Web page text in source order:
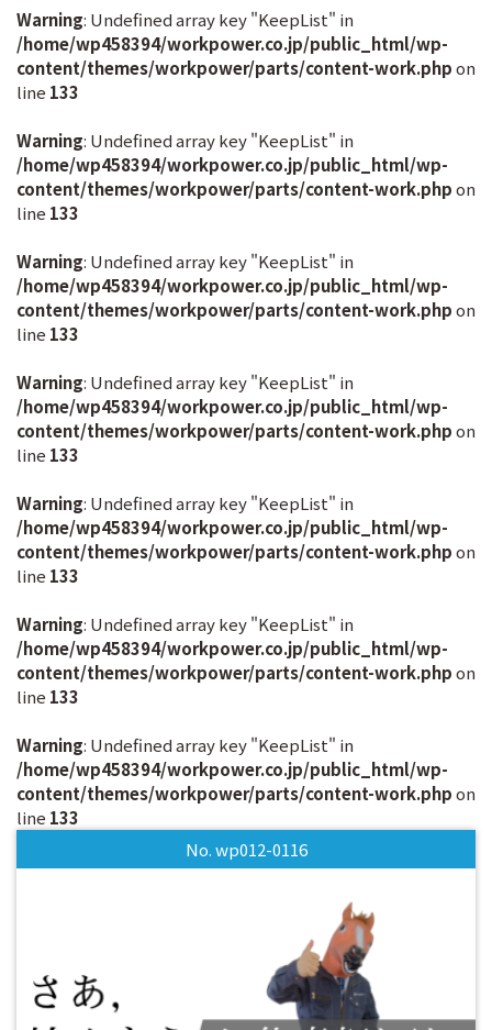
Warning: Undefined array key "KeepList" in
/home/wp458394/workpower.co.jp/public_html/wp-
content/themes/workpower/parts/content-work.phpon
line 133
Warning: Undefined array key "KeepList" in
/home/wp458394/workpower.co.jp/public_html/wp-
content/themes/workpower/parts/content-work.phpon
line 133
Warning: Undefined array key "KeepList" in
/home/wp458394/workpower.co.jp/public_html/wp-
content/themes/workpower/parts/content-work.phpon
line 133
Warning: Undefined array key "KeepList" in
/home/wp458394/workpower.co.jp/public_html/wp-
content/themes/workpower/parts/content-work.phpon
line 133
Warning: Undefined array key "KeepList" in
/home/wp458394/workpower.co.jp/public_html/wp-
content/themes/workpower/parts/content-work.phpon
line 133
Warning: Undefined array key "KeepList" in
/home/wp458394/workpower.co.jp/public_html/wp-
content/themes/workpower/parts/content-work.phpon
line 133
Warning: Undefined array key "KeepList" in
/home/wp458394/workpower.co.jp/public_html/wp-
content/themes/workpower/parts/content-work.phpon
line 133
No. wp012-0116